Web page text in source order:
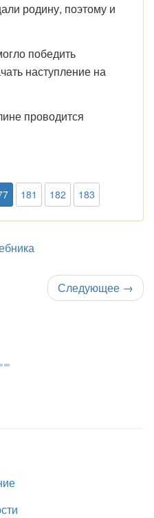
родину, поэтому и
победить
наступление на
проводится
181 182 183
Следующее →